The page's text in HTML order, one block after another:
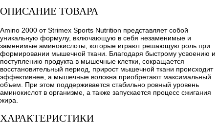
ОПИСАНИЕ ТОВАРА
Amino 2000 от Strimex Sports Nutrition представляет собой
уникальную формулу, включающую в себя незаменимые и
заменимые аминокислоты, которые играют решающую роль при
формировании мышечной ткани. Благодаря быстрому усвоению и
поступлению продукта в мышечные клетки, сокращается
восстановительный период, прирост мышечной ткани происходит
эффективнее, а мышечные волокна приобретают максимальный
объем. При этом поддерживается стабильно ровный уровень
аминокислот в организме, а также запускается процесс сжигания
жира.
ХАРАКТЕРИСТИКИ